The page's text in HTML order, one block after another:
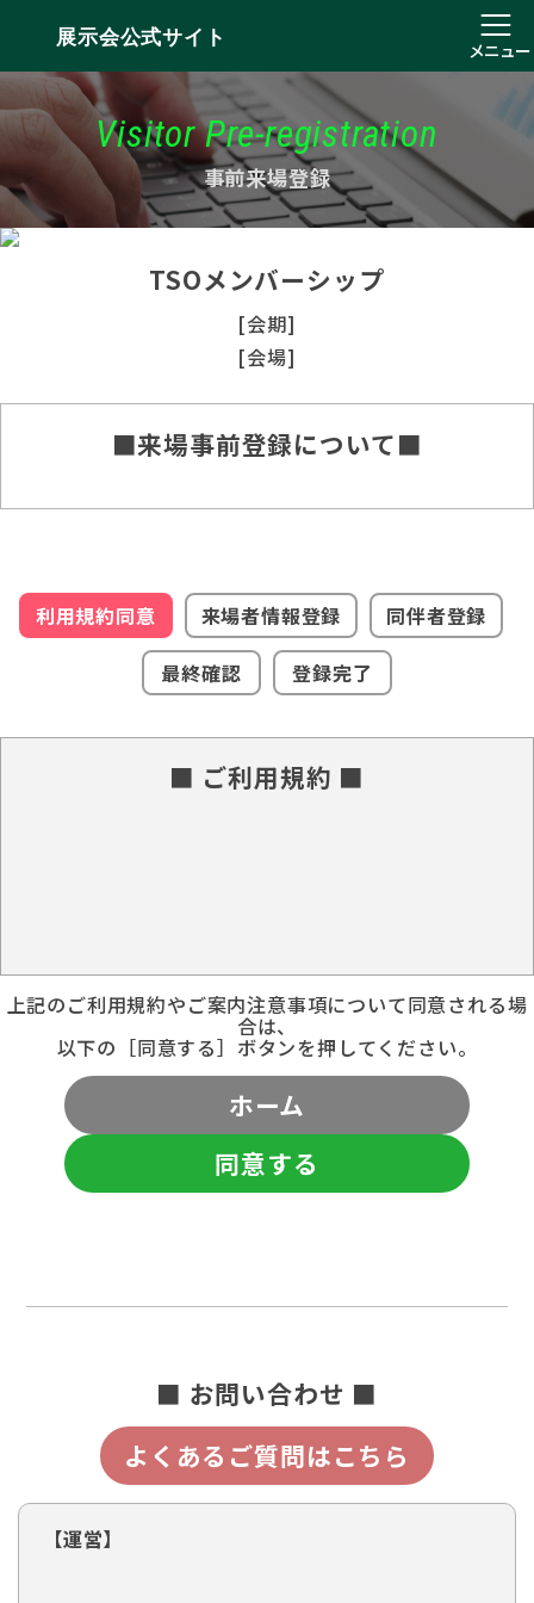
展示会公式サイト
メニュー
Visitor Pre-registration
事前来場登録
TSOメンバーシップ
[会期]
[会場]
■来場事前登録について■
利用規約同意 来場者情報登録
同伴者登録
最終確認
登録完了
■ ご利用規約 ■
上記のご利用規約やご案内注意事項について同意される場
合は、
以下の［同意する］ボタンを押してください。
ホーム
同意する
■ お問い合わせ ■
よくあるご質問はこちら
【運営】